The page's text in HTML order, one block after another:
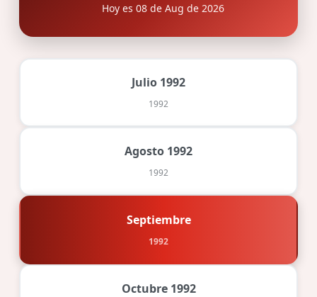
Hoy es 08 de Aug de 2026
Julio 1992
1992
Agosto 1992
1992
Septiembre
1992
Octubre 1992